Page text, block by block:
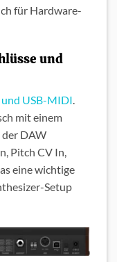
für Hardware-
und
USB-MIDI
mit einem
DAW
Pitch CV In,
eine wichtige
Setup